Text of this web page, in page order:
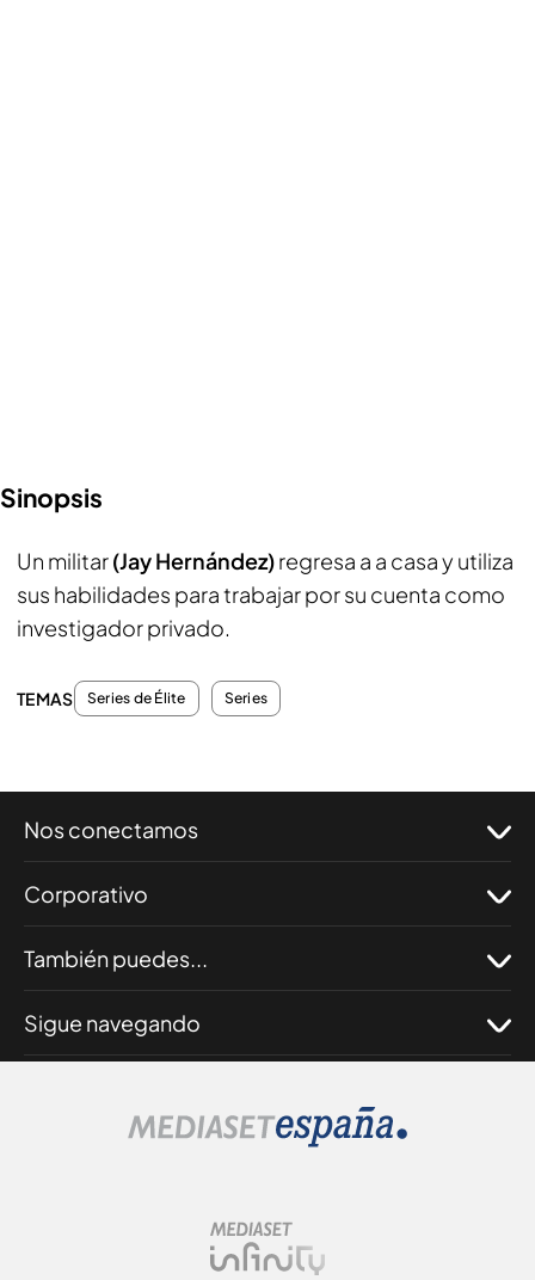
Sinopsis
Un militar(Jay Hernández)regresa a a casa y utiliza
sus habilidades para trabajar por su cuenta como
investigador privado.
TEMAS Series de Élite Series
Nos conectamos
Corporativo
También puedes...
Sigue navegando